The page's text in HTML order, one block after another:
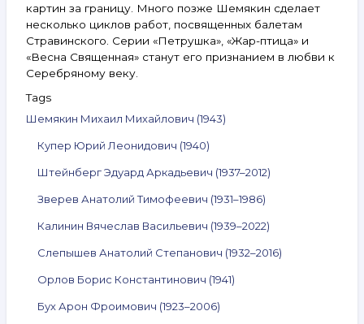
картин за границу. Много позже Шемякин сделает
несколько циклов работ, посвященных балетам
Стравинского. Серии «Петрушка», «Жар-птица» и
«Весна Священная» станут его признанием в любви к
Серебряному веку.
Tags
Шемякин Михаил Михайлович (1943)
Купер Юрий Леонидович (1940)
Штейнберг Эдуард Аркадьевич (1937–2012)
Зверев Анатолий Тимофеевич (1931–1986)
Калинин Вячеслав Васильевич (1939–2022)
Слепышев Анатолий Степанович (1932–2016)
Орлов Борис Константинович (1941)
Бух Арон Фроимович (1923–2006)